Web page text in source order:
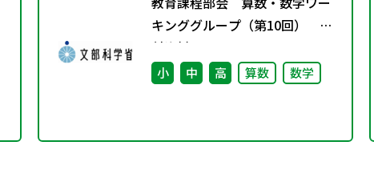
キンググループ（第10回） 配
付資料
小 中 高 算数 数学